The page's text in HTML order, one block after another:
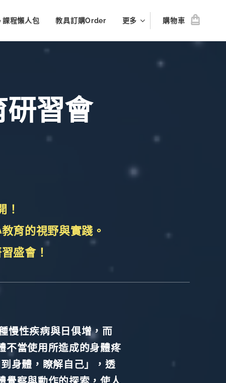
程懶人包 教具訂購Order 更多 購物車
習會
！
育的視野與實踐。
盛會！
慢性疾病與日俱增，而
不當使用所造成的身體疼
身體，瞭解自己」，透